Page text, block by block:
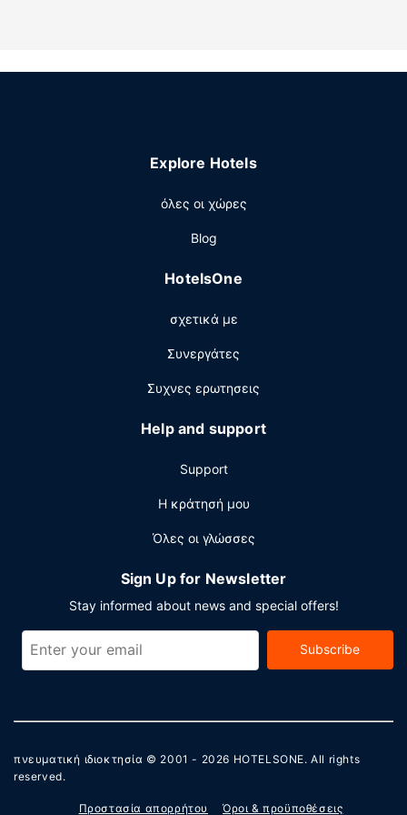
Explore Hotels
όλες οι χώρες
Blog
HotelsOne
σχετικά με
Συνεργάτες
Συχνες ερωτησεις
Help and support
Support
Η κράτησή μου
Όλες οι γλώσσες
Sign Up for Newsletter
Stay informed about news and special offers!
Subscribe
πνευματική ιδιοκτησία © 2001 - 2026 HOTELSONE. All rights
reserved.
Προστασία απορρήτου Όροι & προϋποθέσεις